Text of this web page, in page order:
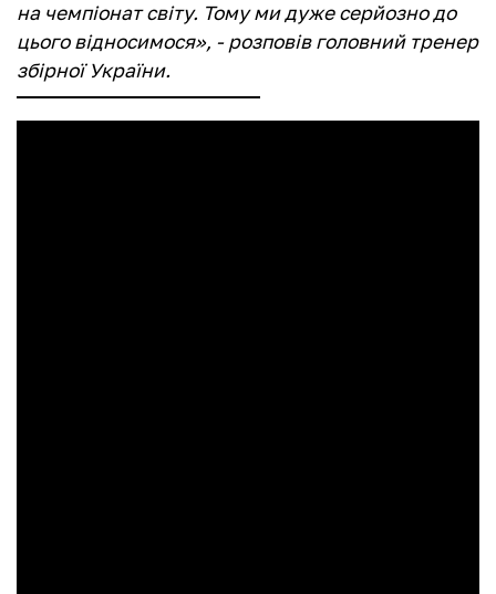
на чемпіонат світу. Тому ми дуже серйозно до
цього відносимося», - розповів головний тренер
збірної України.